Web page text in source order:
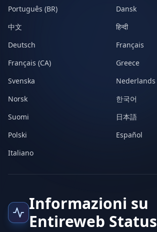
Português (BR)
Dansk
中文
हिन्दी
Deutsch
Français
Français (CA)
Greece
Svenska
Nederlands
Norsk
한국어
Suomi
日本語
Polski
Español
Italiano
Informazioni su
Entireweb Status